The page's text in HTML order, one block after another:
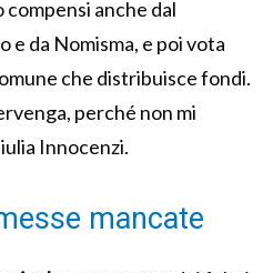
anche dal
e da Nomisma, e poi vota
che distribuisce fondi.
perché non mi
Innocenzi.
mancate